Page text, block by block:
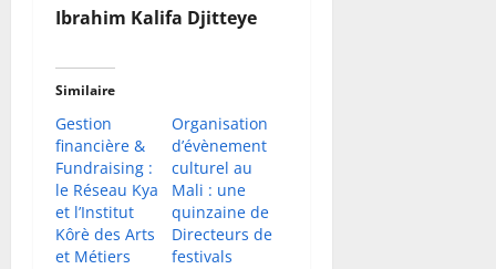
Ibrahim Kalifa Djitteye
Similaire
Gestion
financière &
Fundraising :
le Réseau Kya
et l’Institut
Kôrè des Arts
et Métiers
Organisation
d’évènement
culturel au
Mali : une
quinzaine de
Directeurs de
festivals